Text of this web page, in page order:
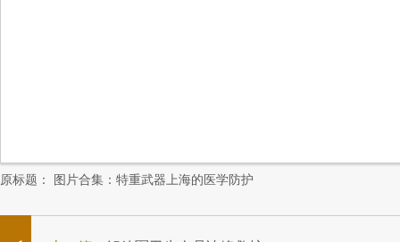
原标题： 图片合集：特重武器上海的医学防护